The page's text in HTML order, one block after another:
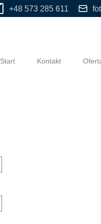
+48 573 285 611
Start Kontakt